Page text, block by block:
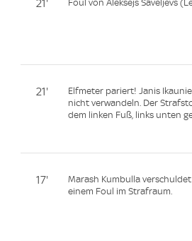
21' Foul von Aleksejs Saveljevs
21'
Elfmeter pariert! Janis
nicht verwandeln. Der
dem linken Fuß, links unten
17'
Marash Kumbulla
einem Foul im Strafraum.